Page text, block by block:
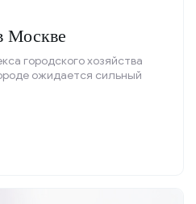
Москве
городского хозяйства
ожидается сильный